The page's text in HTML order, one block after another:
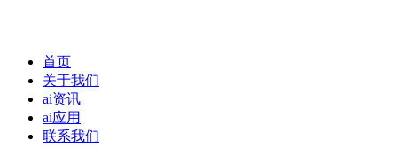
首页
关于我们
ai资讯
ai应用
联系我们